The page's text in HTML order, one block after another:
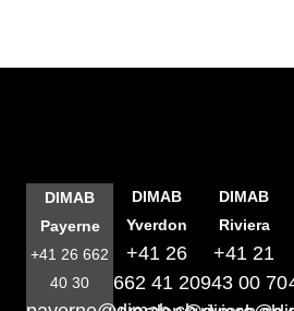
DIMAB
Payerne
+41 26 662
40 30
DIMAB
Yverdon
+41 26
662 41 20
DIMAB
Riviera
+41 21
943 00 70